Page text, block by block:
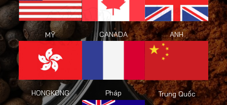
MỸ CANADA ANH
HONGKONG Pháp Trung Quốc